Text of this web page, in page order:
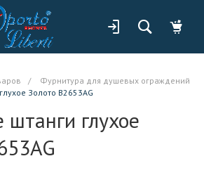
/
Фурнитура для душевых ограждений
Золото B2653AG
глухое